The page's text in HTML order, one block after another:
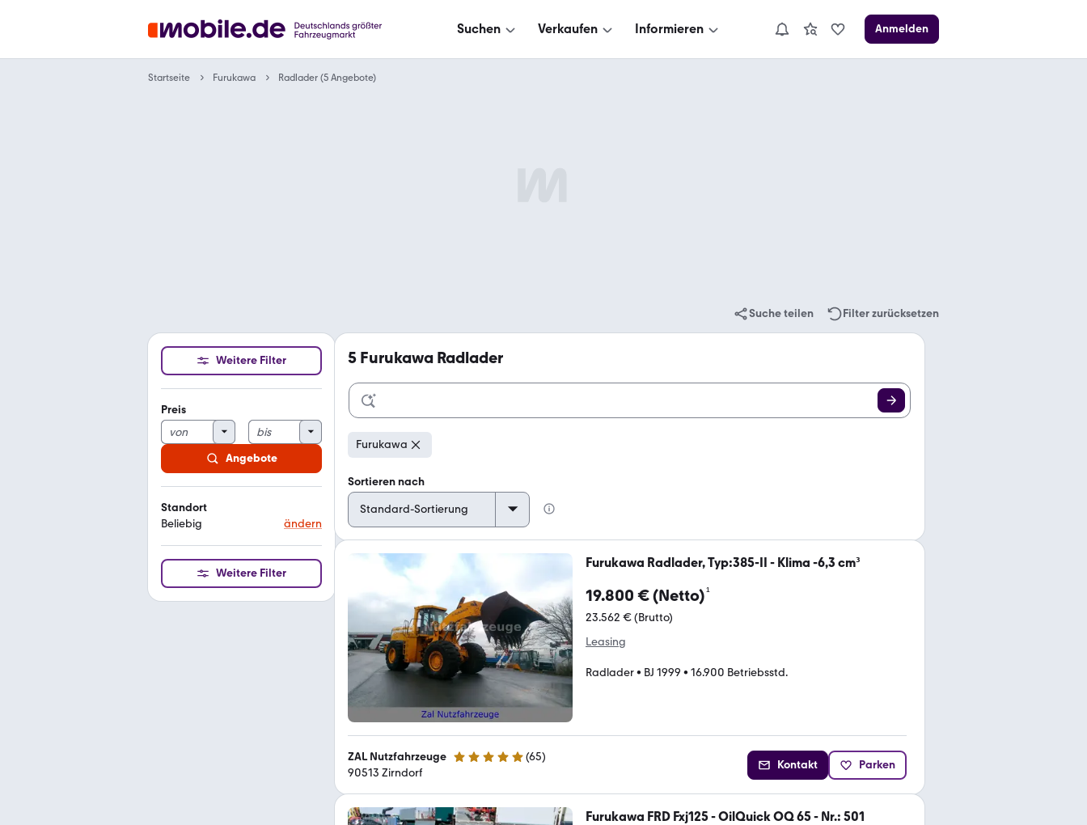
Suchen Verkaufen Informieren Anmelden
Startseite Furukawa Radlader (5 Angebote)
Suche teilen Filter zurücksetzen
Weitere Filter
Preis
Angebote
Standort
Beliebig
ändern
Weitere Filter
5 Furukawa Radlader
Furukawa
Sortieren nach
Furukawa Radlader, Typ:385-II - Klima -6,3 cm³
19.800 € (Netto)¹
23.562 € (Brutto)
Leasing
Radlader• BJ 1999 • 16.900 Betriebsstd.
ZAL Nutzfahrzeuge 5 Sterne (65)
90513 Zirndorf
Kontakt Parken
Furukawa FRD Fxj125 - OilQuick OQ 65 - Nr.: 501